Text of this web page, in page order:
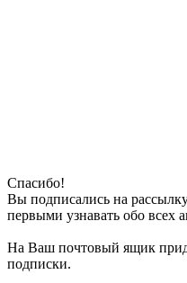
Спасибо!
Вы подписались на
первыми узнавать обо всех
На Ваш почтовый ящик
подписки.